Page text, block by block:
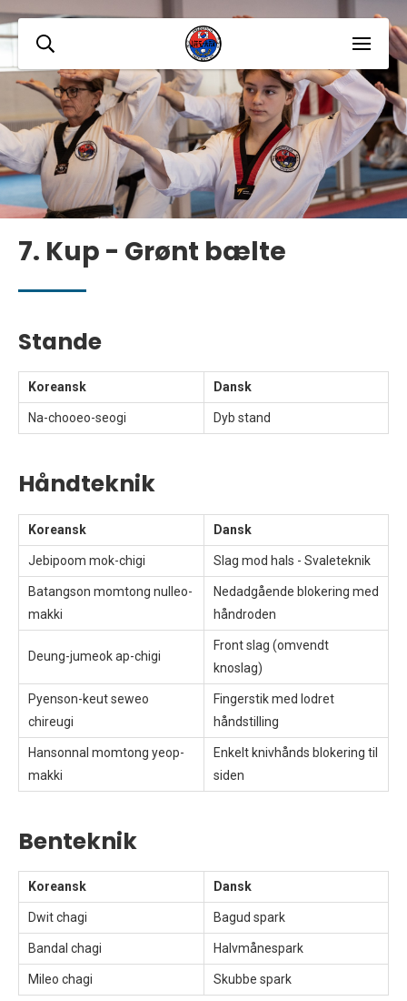
7. Kup - Grønt bælte
Stande
Koreansk Dansk
Na-chooeo-seogi Dyb stand
Håndteknik
Koreansk Dansk
Jebipoom mok-chigi Slag mod hals - Svaleteknik
Batangson momtong nulleo-
makki
Nedadgående blokering med
håndroden
Deung-jumeok ap-chigi
Front slag (omvendt
knoslag)
Pyenson-keut seweo
chireugi
Fingerstik med lodret
håndstilling
Hansonnal momtong yeop-
makki
Enkelt knivhånds blokering til
siden
Benteknik
Koreansk Dansk
Dwit chagi Bagud spark
Bandal chagi Halvmånespark
Mileo chagi Skubbe spark